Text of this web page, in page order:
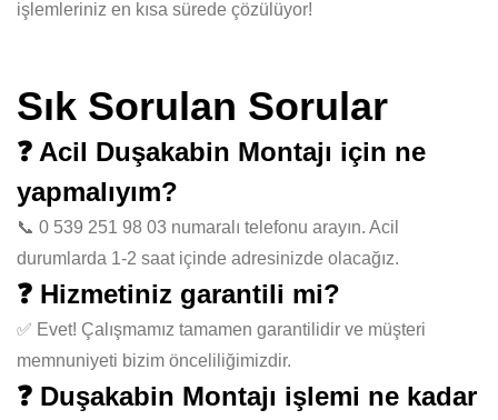
işlemleriniz en kısa sürede çözülüyor!
Sık Sorulan Sorular
❓ Acil Duşakabin Montajı için ne
yapmalıyım?
📞 0 539 251 98 03 numaralı telefonu arayın. Acil
durumlarda 1-2 saat içinde adresinizde olacağız.
❓ Hizmetiniz garantili mi?
✅ Evet! Çalışmamız tamamen garantilidir ve müşteri
memnuniyeti bizim önceliliğimizdir.
❓ Duşakabin Montajı işlemi ne kadar